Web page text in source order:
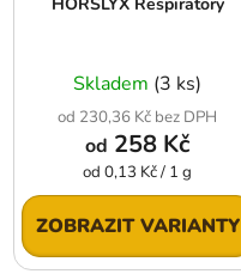
Skladem (3 ks)
od 230,36 Kč bez DPH
od 258 Kč
Měrná
cena:
od 0,13 Kč / 1 g
ZOBRAZIT VARIANTY